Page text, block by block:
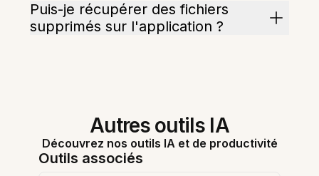
Puis-je récupérer des fichiers
supprimés sur l'application ?
Autres outils IA
Découvrez nos outils IA et de productivité
Outils associés